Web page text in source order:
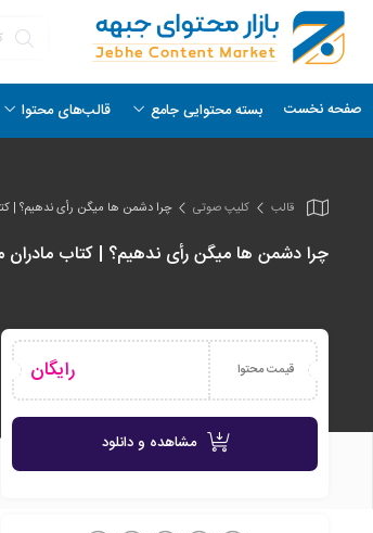
صفحه نخست بسته محتوایی جامع قالب‌های محتوا
قالب کلیپ صوتی چرا دشمن ها میگن رأی ندهیم؟ |
چرا دشمن ها میگن رأی ندهیم؟ | کتاب مادران
قیمت محتوا رایگان
مشاهده و دانلود